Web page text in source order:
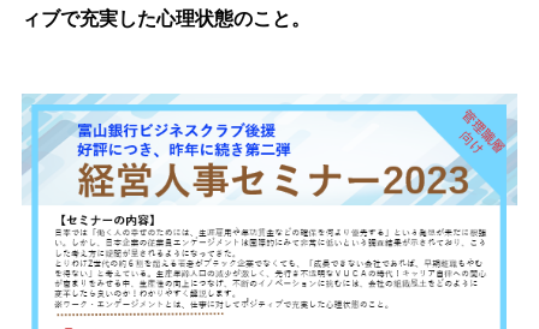
ィブで充実した心理状態のこと。